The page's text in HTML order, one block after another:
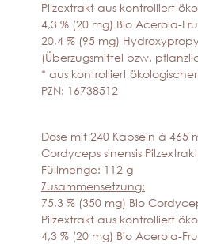
Pilzextrakt aus kontrolliert
4,3 % (20 mg) Bio Acerola-
20,4 % (95 mg)
(Überzugsmittel bzw.
* aus kontrolliert
PZN: 16738512
Dose mit 240 Kapseln à 465
Cordyceps sinensis
Füllmenge: 112 g
Zusammensetzung:
75,3 % (350 mg) Bio
Pilzextrakt aus kontrolliert
4,3 % (20 mg) Bio Acerola-